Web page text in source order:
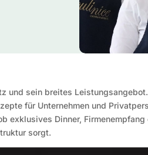
und sein breites
für Unternehmen und
exklusives Dinner,
sorgt.